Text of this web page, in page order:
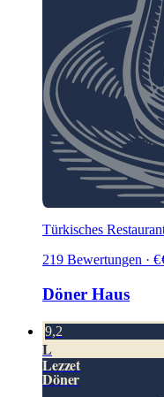
Türkisches
219 Bewertungen · €
Döner Haus
9,2
L
Lezzet
Döner